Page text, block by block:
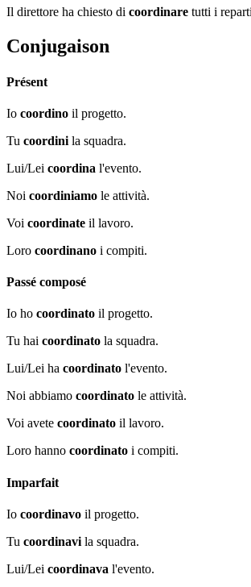
Il direttore ha chiesto di coordinare tutti i
Conjugaison
Présent
Io coordino il progetto.
Tu coordini la squadra.
Lui/Lei coordina l'evento.
Noi coordiniamo le attività.
Voi coordinate il lavoro.
Loro coordinano i compiti.
Passé composé
Io ho coordinato il progetto.
Tu hai coordinato la squadra.
Lui/Lei ha coordinato l'evento.
Noi abbiamo coordinato le attività.
Voi avete coordinato il lavoro.
Loro hanno coordinato i compiti.
Imparfait
Io coordinavo il progetto.
Tu coordinavi la squadra.
Lui/Lei coordinava l'evento.